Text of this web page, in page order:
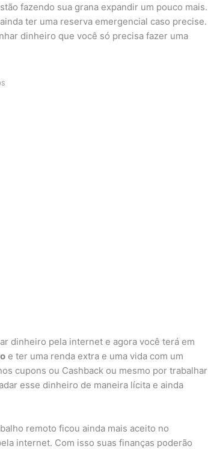
fazendo sua grana expandir um pouco mais.
ter uma reserva emergencial caso precise.
dinheiro que você só precisa fazer uma
dinheiro pela internet e agora você terá em
e ter uma renda extra e uma vida com um
cupons ou Cashback ou mesmo por trabalhar
esse dinheiro de maneira lícita e ainda
remoto ficou ainda mais aceito no
internet. Com isso suas finanças poderão